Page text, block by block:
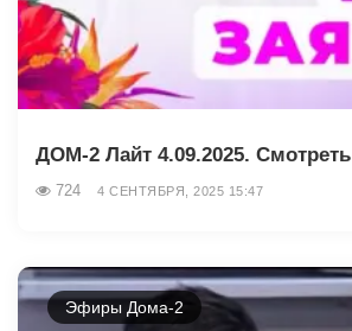
ДОМ-2 Лайт 4.09.2025.
724 4 СЕНТЯБРЯ, 2025 15:47
Эфиры Дома-2